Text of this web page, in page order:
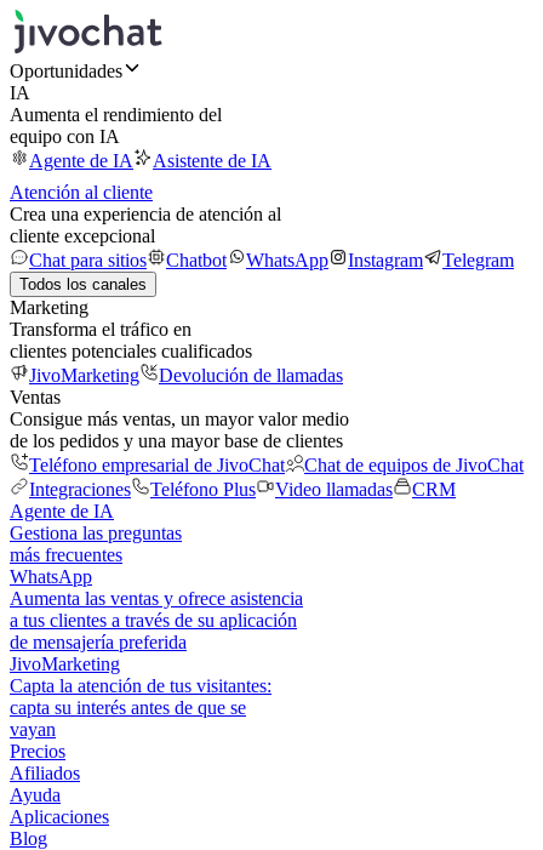
Oportunidades
IA
Aumenta el rendimiento del
equipo con IA
Agente de IA
Asistente de IA
Atención al cliente
Crea una experiencia de atención al
cliente excepcional
Chat para sitios
Chatbot WhatsApp Instagram Telegram
Todos los canales
Marketing
Transforma el tráfico en
clientes potenciales cualificados
JivoMarketing
Devolución de llamadas
Ventas
Consigue más ventas, un mayor valor medio
de los pedidos y una mayor base de clientes
Teléfono empresarial de JivoChat
Chat de equipos de JivoChat
Integraciones
Teléfono Plus Video llamadas
CRM
Agente de IA
Gestiona las preguntas
más frecuentes
WhatsApp
Aumenta las ventas y ofrece asistencia
a tus clientes a través de su aplicación
de mensajería preferida
JivoMarketing
Capta la atención de tus visitantes:
capta su interés antes de que se
vayan
Precios
Afiliados
Ayuda
Aplicaciones
Blog